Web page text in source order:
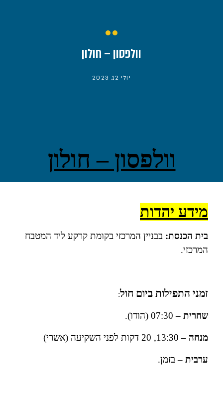
וולפסון – חולון
יולי 12, 2023
וולפסון – חולון
מידע יהדות
בית הכנסת:בבניין המרכזי בקומת קרקע ליד המטבח
המרכזי.
זמני התפילות ביום חול:
שחרית– 07:30 (הודו).
מנחה– 13:30, 20 דקות לפני השקיעה (אשרי)
ערבית– בזמן.